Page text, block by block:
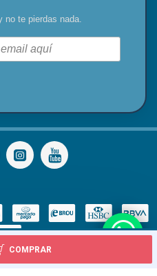
COMPRAR
te pierdas nada.
- 2024 / Inca 2227, Montevideo, Uruguay / Tel: